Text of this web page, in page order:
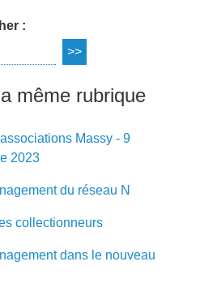
:
même rubrique
Massy - 9
2023
du réseau N
collectionneurs
dans le nouveau